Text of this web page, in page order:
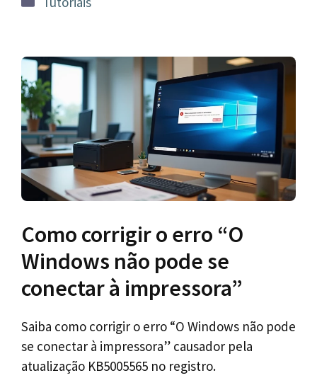
Como corrigir o erro “O
Windows não pode se
conectar à impressora”
Saiba como corrigir o erro “O Windows não pode
se conectar à impressora” causador pela
atualização KB5005565 no registro.